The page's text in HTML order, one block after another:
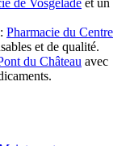
Pharmacie du Centre
et de qualité.
du Château avec